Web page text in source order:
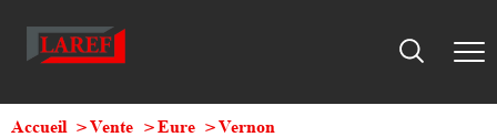
Accueil Vente Eure Vernon